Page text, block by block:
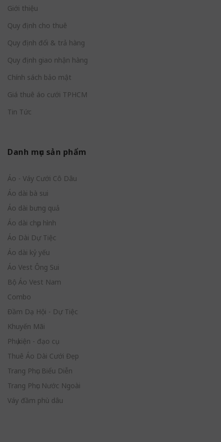
Giới thiệu
Quy định cho thuê
Quy định đổi & trả hàng
Quy định giao nhận hàng
Chính sách bảo mật
Giá thuê áo cưới TPHCM
Tin Tức
Danh mục sản phẩm
Áo - Váy Cưới Cô Dâu
Áo dài bà sui
Áo dài bưng quả
Áo dài chụp hình
Áo Dài Dự Tiệc
Áo dài kỷ yếu
Áo Vest Ông Sui
Bộ Áo Vest Nam
Combo
Đầm Dạ Hội - Dự Tiệc
Khuyến Mãi
Phụ kiện - đạo cụ
Thuê Áo Dài Cưới Đẹp
Trang Phục Biểu Diễn
Trang Phục Nước Ngoài
Váy đầm phù dâu